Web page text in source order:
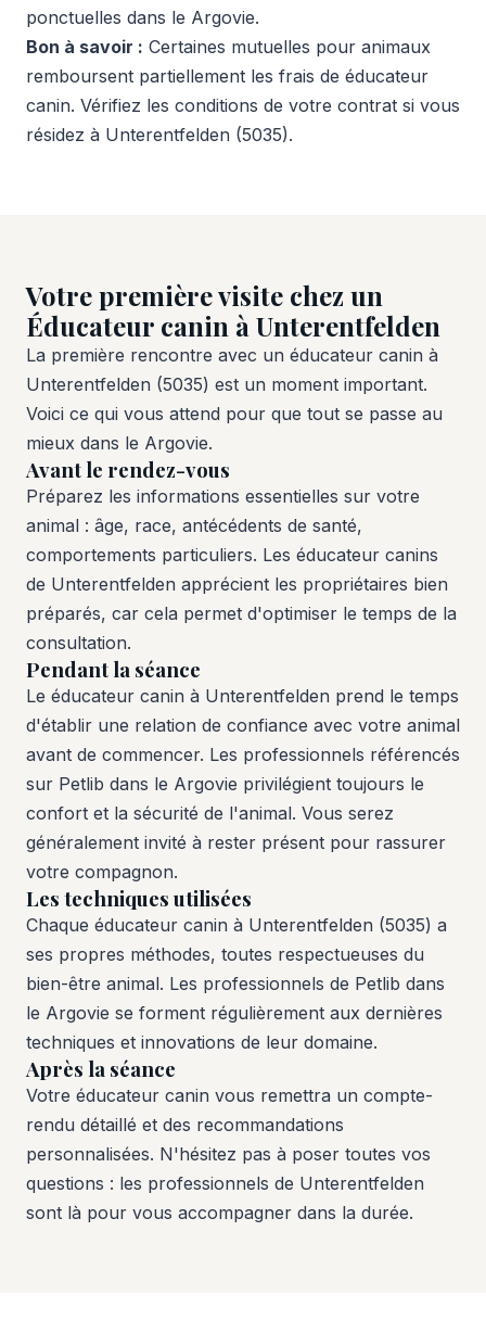
ponctuelles dans le Argovie.
Bon à savoir : Certaines mutuelles pour animaux
remboursent partiellement les frais de éducateur
canin. Vérifiez les conditions de votre contrat si vous
résidez à Unterentfelden (5035).
Votre première visite chez un
Éducateur canin à Unterentfelden
La première rencontre avec un éducateur canin à
Unterentfelden (5035) est un moment important.
Voici ce qui vous attend pour que tout se passe au
mieux dans le Argovie.
Avant le rendez-vous
Préparez les informations essentielles sur votre
animal : âge, race, antécédents de santé,
comportements particuliers. Les éducateur canins
de Unterentfelden apprécient les propriétaires bien
préparés, car cela permet d'optimiser le temps de la
consultation.
Pendant la séance
Le éducateur canin à Unterentfelden prend le temps
d'établir une relation de confiance avec votre animal
avant de commencer. Les professionnels référencés
sur Petlib dans le Argovie privilégient toujours le
confort et la sécurité de l'animal. Vous serez
généralement invité à rester présent pour rassurer
votre compagnon.
Les techniques utilisées
Chaque éducateur canin à Unterentfelden (5035) a
ses propres méthodes, toutes respectueuses du
bien-être animal. Les professionnels de Petlib dans
le Argovie se forment régulièrement aux dernières
techniques et innovations de leur domaine.
Après la séance
Votre éducateur canin vous remettra un compte-
rendu détaillé et des recommandations
personnalisées. N'hésitez pas à poser toutes vos
questions : les professionnels de Unterentfelden
sont là pour vous accompagner dans la durée.